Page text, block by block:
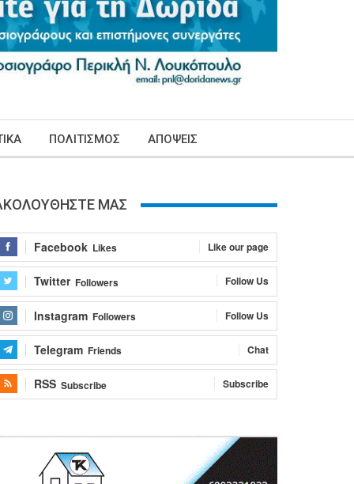
ΠΟΛΙΤΙΣΜΟΣ ΑΠΟΨΕΙΣ
ΜΑΣ
Facebook Likes Like our page
Twitter Followers Follow Us
Instagram Followers Follow Us
Telegram Friends Chat
RSS Subscribe Subscribe